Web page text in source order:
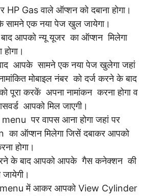
HP Gas वाले ऑप्शन को दबाना होगा।
सामने एक नया पेज खुल जायेगा।
आपको न्यू यूजर का ऑप्शन मिलेगा
आपके सामने एक नया पेज खुलेगा जहां
मोबाइल नंबर को दर्ज करने के बाद
पूरा करकें अपना नामांकन करना होगा व
आपको मिल जाएगी।
पर वापस आना होगा जहां पर
का ऑप्शन मिलेगा जिसें दबाकर आपको
होगा।
करने के बाद आपको आपके गैस कनेक्शन की
जायेगी।
में आकर आपको View Cylinder